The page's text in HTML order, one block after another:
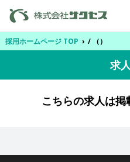
採用ホームページ TOP › / （）
求
こちらの求人は